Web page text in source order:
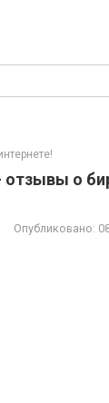
отзывы о
Опубликовано: